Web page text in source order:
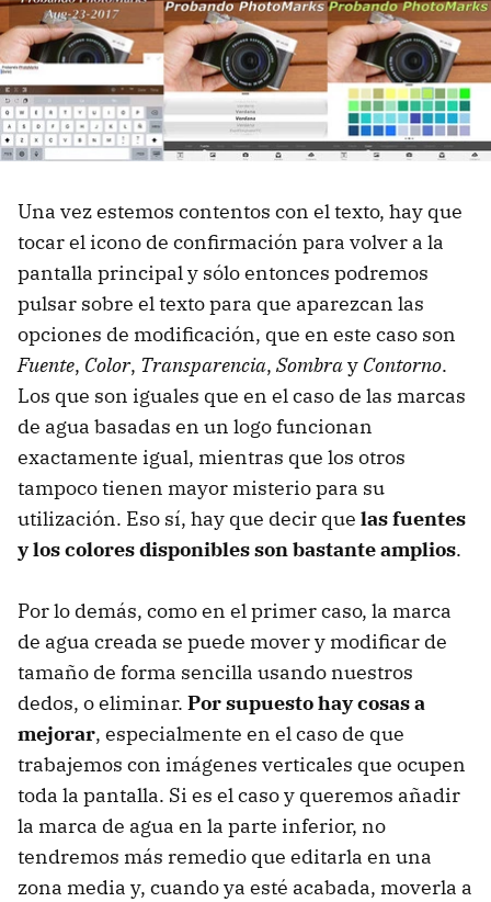
Una vez estemos contentos con el texto, hay que
tocar el icono de confirmación para volver a la
pantalla principal y sólo entonces podremos
pulsar sobre el texto para que aparezcan las
opciones de modificación, que en este caso son
Fuente, Color, Transparencia, Sombray Contorno.
Los que son iguales que en el caso de las marcas
de agua basadas en un logo funcionan
exactamente igual, mientras que los otros
tampoco tienen mayor misterio para su
utilización. Eso sí, hay que decir que las fuentes
y los colores disponibles son bastante amplios.
Por lo demás, como en el primer caso, la marca
de agua creada se puede mover y modificar de
tamaño de forma sencilla usando nuestros
dedos, o eliminar. Por supuesto hay cosas a
mejorar, especialmente en el caso de que
trabajemos con imágenes verticales que ocupen
toda la pantalla. Si es el caso y queremos añadir
la marca de agua en la parte inferior, no
tendremos más remedio que editarla en una
zona media y, cuando ya esté acabada, moverla a